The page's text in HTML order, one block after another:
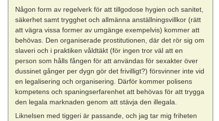
Någon form av regelverk för att tillgodose hygien och sanitet,
säkerhet samt trygghet och allmänna anställningsvillkor (rätt
att vägra vissa former av umgänge exempelvis) kommer att
behövas. Den organiserade prostitutionen, där det rör sig om
slaveri och i praktiken våldtäkt (för ingen tror väl att en
person som hålls fången för att användas för sexakter över
dussinet gånger per dygn gör det frivilligt?) försvinner inte vid
en legalisering och organisering. Därför kommer polisens
kompetens och spaningserfarenhet att behövas för att trygga
den legala marknaden genom att stävja den illegala.
Liknelsen med tiggeri är passande, och jag tar mig friheten